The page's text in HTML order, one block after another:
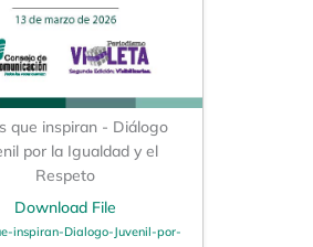
que inspiran - Diálogo
por la Igualdad y el
Respeto
Download File
inspiran-Dialogo-Juvenil-por-